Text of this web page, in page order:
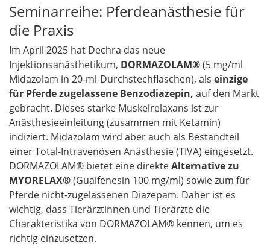
Seminarreihe: Pferdeanästhesie für
die Praxis
Im April 2025 hat Dechra das neue
Injektionsanästhetikum, DORMAZOLAM®(5 mg/ml
Midazolam in 20-ml-Durchstechflaschen), als einzige
für Pferde zugelassene Benzodiazepin, auf den Markt
gebracht. Dieses starke Muskelrelaxans ist zur
Anästhesieeinleitung (zusammen mit Ketamin)
indiziert. Midazolam wird aber auch als Bestandteil
einer Total-Intravenösen Anästhesie (TIVA) eingesetzt.
DORMAZOLAM® bietet eine direkteAlternative zu
MYORELAX®(Guaifenesin 100 mg/ml) sowie zum für
Pferde nicht-zugelassenen Diazepam. Daher ist es
wichtig, dass Tierärztinnen und Tierärzte die
Charakteristika von DORMAZOLAM® kennen, um es
richtig einzusetzen.